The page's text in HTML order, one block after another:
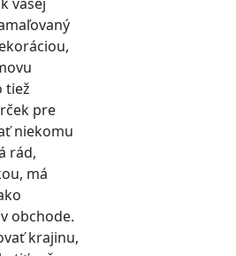
tiež
pre
niekomu
rád,
má
obchode.
krajinu,